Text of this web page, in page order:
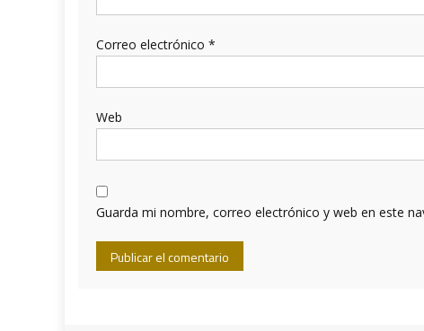
Correo electrónico *
Web
Guarda mi nombre, correo electrónico y web en este